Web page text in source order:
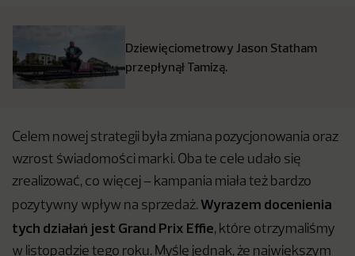
Dziewięciometrowy Jason Statham
przepłynął Tamizą.
Celem nowej strategii była zmiana pozycjonowania oraz
wzrost świadomości marki. Oba te cele udało się
zrealizować, co więcej – kampania miała też bardzo
pozytywny wpływ na sprzedaż. Wyrazem docenienia
tych działań jest Grand Prix Effie, które otrzymaliśmy
w listopadzie tego roku. Myślę jednak, że największym